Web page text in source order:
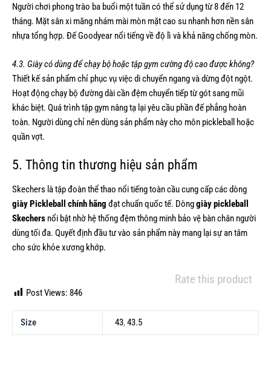
Người chơi phong trào ba buổi một tuần có thể sử dụng từ 8 đến 12
tháng. Mặt sân xi măng nhám mài mòn mặt cao su nhanh hơn nền sân
nhựa tổng hợp. Đế Goodyear nổi tiếng về độ lì và khả năng chống mòn.
4.3. Giày có dùng để chạy bộ hoặc tập gym cường độ cao được không?
Thiết kế sản phẩm chỉ phục vụ việc di chuyển ngang và dừng đột ngột.
Hoạt động chạy bộ đường dài cần đệm chuyển tiếp từ gót sang mũi
khác biệt. Quá trình tập gym nâng tạ lại yêu cầu phần đế phẳng hoàn
toàn. Người dùng chỉ nên dùng sản phẩm này cho môn pickleball hoặc
quần vợt.
5. Thông tin thương hiệu sản phẩm
Skechers là tập đoàn thể thao nổi tiếng toàn cầu cung cấp các dòng
giày Pickleball chính hãng đạt chuẩn quốc tế. Dònggiày pickleball
Skechers nổi bật nhờ hệ thống đệm thông minh bảo vệ bàn chân người
dùng tối đa. Quyết định đầu tư vào sản phẩm này mang lại sự an tâm
cho sức khỏe xương khớp.
Rate this product
Post Views: 846
Size 43,43.5